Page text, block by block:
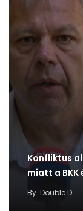
Konfliktus
miatt a
By Double D